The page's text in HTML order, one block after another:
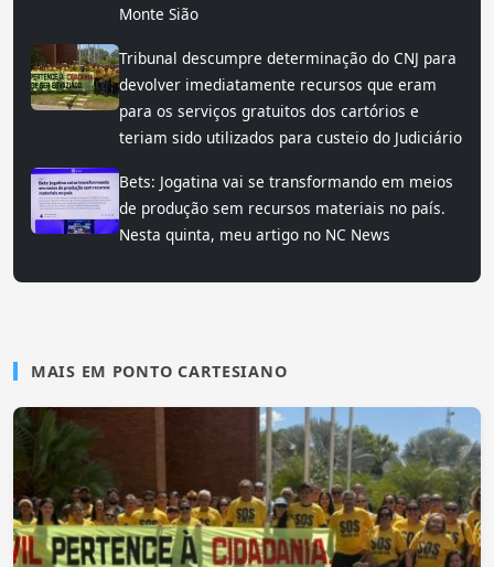
Monte Sião
Tribunal descumpre determinação do CNJ para
devolver imediatamente recursos que eram
para os serviços gratuitos dos cartórios e
teriam sido utilizados para custeio do Judiciário
Bets: Jogatina vai se transformando em meios
de produção sem recursos materiais no país.
Nesta quinta, meu artigo no NC News
MAIS EM PONTO CARTESIANO